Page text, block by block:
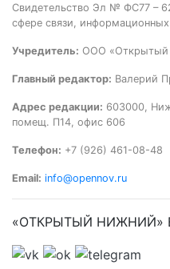
Свидетельство Эл № ФС77 –
сфере связи,
Учредитель: ООО «Открытый
Главный редактор: Валерий
Адрес редакции: 603000,
помещ. П14, офис 606
Телефон: +7 (926) 461-08-48
Email: info@opennov.ru
«ОТКРЫТЫЙ НИЖНИЙ»